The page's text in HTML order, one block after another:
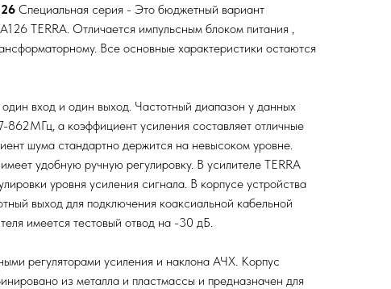
Специальная серия - Это бюджетный вариант
TERRA. Отличается импульсным блоком питания ,
Все основные характеристики остаются
вход и один выход. Частотный диапазон у данных
862МГц, а коэффициент усиления составляет отличные
шума стандартно держится на невысоком уровне.
удобную ручную регулировку. В усилителе TERRA
уровня усиления сигнала. В корпусе устройства
выход для подключения коаксиальной кабельной
имеется тестовый отвод на -30 дБ.
регуляторами усиления и наклона АЧХ. Корпус
из металла и пластмассы и предназначен для